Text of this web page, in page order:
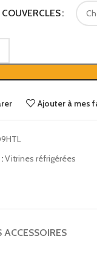
30L
Ajouter à mes
Vitrines réfrigérées
ACCESSOIRES